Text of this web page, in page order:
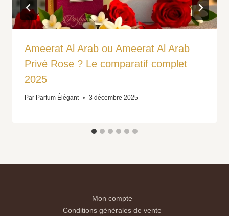
Ameerat Al Arab ou Ameerat Al Arab
Privé Rose ? Le comparatif complet
2025
Par Parfum Élégant 3 décembre 2025
Mon compte
Conditions générales de vente